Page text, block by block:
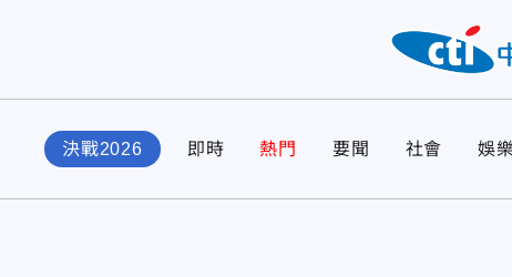
決戰2026 即時 熱門 要聞 社會 娛樂